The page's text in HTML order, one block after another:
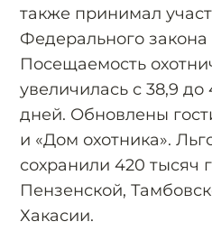
также принимал
Федерального закона
Посещаемость
увеличилась с 38,9
дней. Обновлены
и «Дом охотника».
сохранили 420 тысяч
Пензенской,
Хакасии.